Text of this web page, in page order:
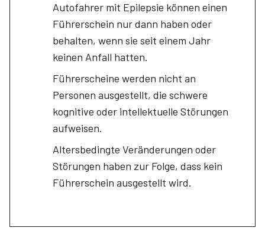
Autofahrer mit Epilepsie können einen
Führerschein nur dann haben oder
behalten, wenn sie seit einem Jahr
keinen Anfall hatten.
Führerscheine werden nicht an
Personen ausgestellt, die schwere
kognitive oder intellektuelle Störungen
aufweisen.
Altersbedingte Veränderungen oder
Störungen haben zur Folge, dass kein
Führerschein ausgestellt wird.